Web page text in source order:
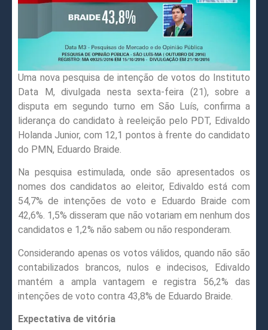
Uma nova pesquisa de intenção de votos do Instituto
Data M, divulgada nesta sexta-feira (21), sobre a
disputa em segundo turno em São Luís, confirma a
liderança do candidato à reeleição pelo PDT, Edivaldo
Holanda Junior, com 12,1 pontos à frente do candidato
do PMN, Eduardo Braide.
Na pesquisa estimulada, onde são apresentados os
nomes dos candidatos ao eleitor, Edivaldo está com
54,7% de intenções de voto e Eduardo Braide com
42,6%. 1,5% disseram que não votariam em nenhum dos
candidatos e 1,2% não sabem ou não responderam.
Considerando apenas os votos válidos, quando não são
contabilizados brancos, nulos e indecisos, Edivaldo
mantém a ampla vantagem e registra 56,2% das
intenções de voto contra 43,8% de Eduardo Braide.
Expectativa de vitória